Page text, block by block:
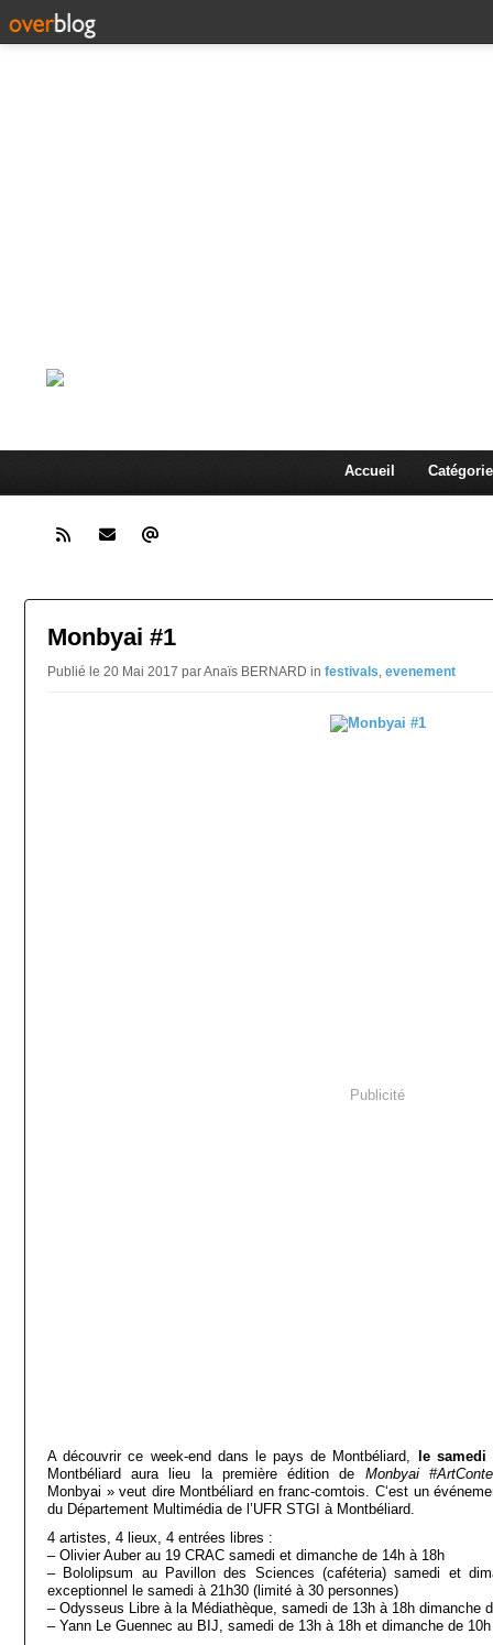
Accueil
Monbyai #1
Publié le 20 Mai 2017 par Anaïs BERNARD in festivals, evenement
Publicité
A découvrir ce week-end dans le pays de Montbéliard,
le
Montbéliard aura lieu la première édition de Monbyai
Monbyai » veut dire Montbéliard en franc-comtois. C‘est un
du Département Multimédia de l’UFR STGI à Montbéliard.
4 artistes, 4 lieux, 4 entrées libres :
– Olivier Auber au 19 CRAC samedi et dimanche de 14h à 18h
– Bololipsum au Pavillon des Sciences (caféteria) samedi et
exceptionnel le samedi à 21h30 (limité à 30 personnes)
– Odysseus Libre à la Médiathèque, samedi de 13h à 18h dimanche
– Yann Le Guennec au BIJ, samedi de 13h à 18h et dimanche de